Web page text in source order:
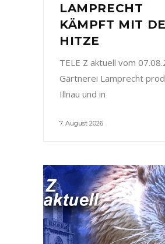
LAMPRECHT
KÄMPFT MIT
HITZE
TELE Z aktuell vom
Gärtnerei Lamprecht
Illnau und in
7. August 2026